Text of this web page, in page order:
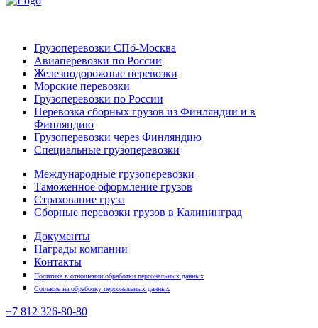
Грузоперевозки СПб-Москва
Авиаперевозки по России
Железнодорожные перевозки
Морские перевозки
Грузоперевозки по России
Перевозка сборных грузов из Финляндии и в
Финляндию
Грузоперевозки через Финляндию
Специальные грузоперевозки
Международные грузоперевозки
Таможенное оформление грузов
Страхование груза
Сборные перевозки грузов в Калининград
Документы
Награды компании
Контакты
Политика в отношении обработки персональных данных
Согласие на обработку персональных данных
+7 812 326-80-80